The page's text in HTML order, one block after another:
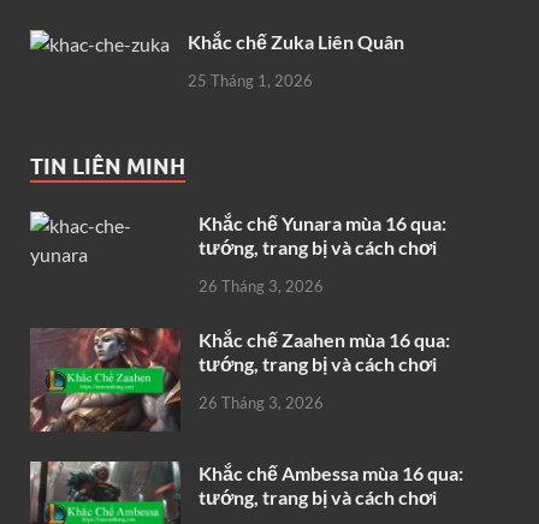
Khắc chế Zuka Liên Quân
25 Tháng 1, 2026
TIN LIÊN MINH
Khắc chế Yunara mùa 16 qua:
tướng, trang bị và cách chơi
26 Tháng 3, 2026
Khắc chế Zaahen mùa 16 qua:
tướng, trang bị và cách chơi
26 Tháng 3, 2026
Khắc chế Ambessa mùa 16 qua:
tướng, trang bị và cách chơi